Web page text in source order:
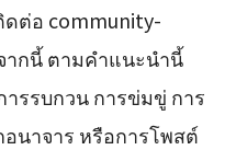
ดต่อ community-
ากนี้ ตามคำแนะนำนี้
รรบกวน การข่มขู่ การ
นาจาร หรือการโพสต์